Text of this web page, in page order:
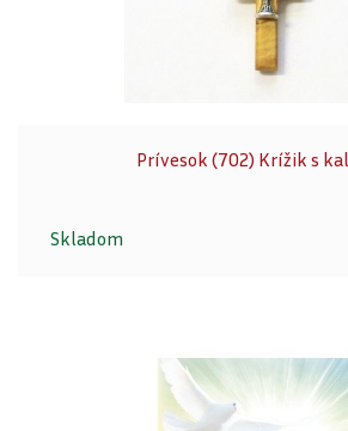
Prívesok (702) Krížik s
Skladom